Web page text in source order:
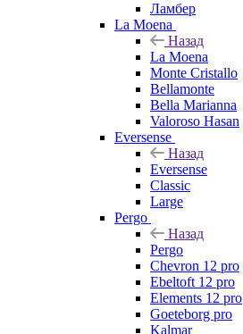
Ламбер
La Moena
Назад
La Moena
Monte Cristallo
Bellamonte
Bella Marianna
Valoroso Hasan
Eversense
Назад
Eversense
Classic
Large
Pergo
Назад
Pergo
Chevron 12 pro
Ebeltoft 12 pro
Elements 12 pro
Goeteborg pro
Kalmar